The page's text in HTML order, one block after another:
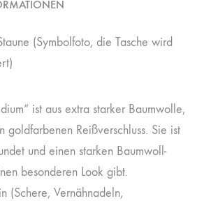
(Symbolfoto, die Tasche wird
ist aus extra starker Baumwolle,
goldfarbenen Reißverschluss. Sie ist
und einen starken Baumwoll-
besonderen Look gibt.
(Schere, Vernähnadeln,